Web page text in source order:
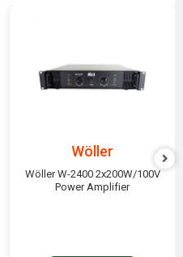
Wöller
Wöller W-2400 2x200W/100V
Power Amplifier